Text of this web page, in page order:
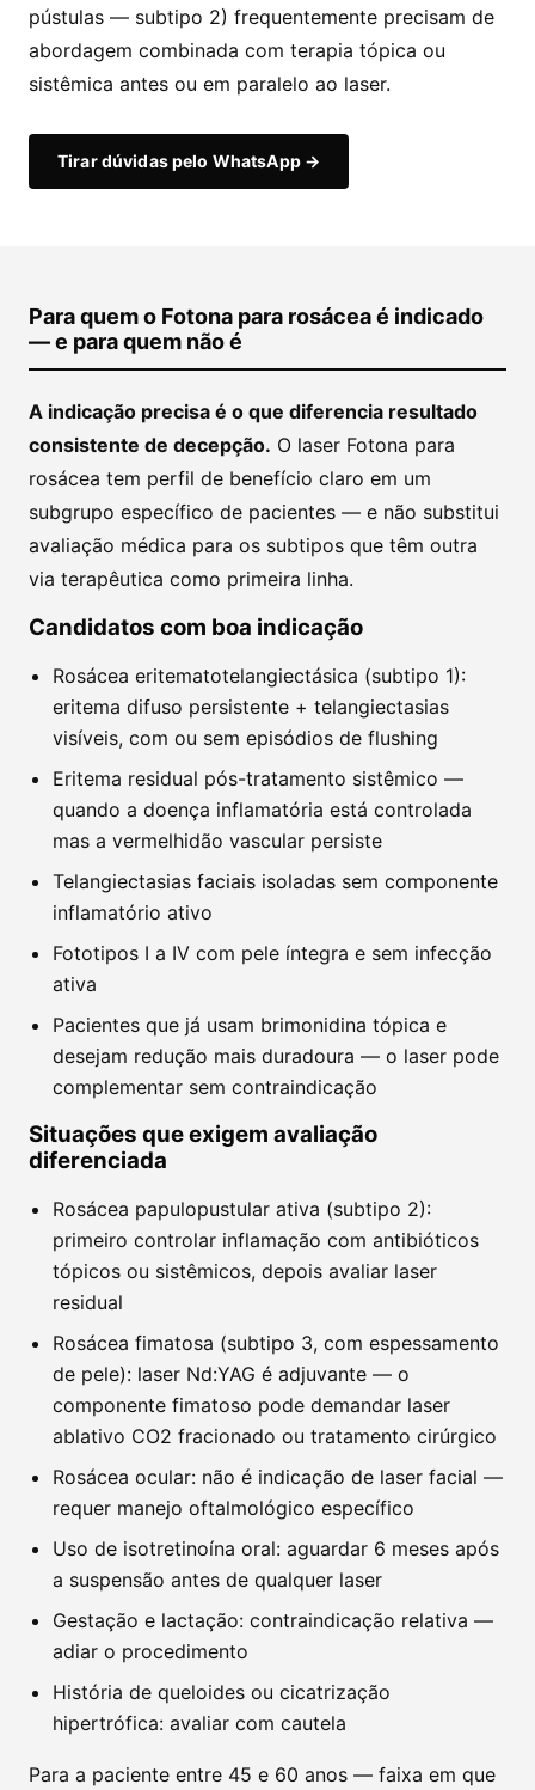
pústulas — subtipo 2) frequentemente precisam de
abordagem combinada com terapia tópica ou
sistêmica antes ou em paralelo ao laser.
Tirar dúvidas pelo WhatsApp →
Para quem o Fotona para rosácea é indicado
— e para quem não é
A indicação precisa é o que diferencia resultado
consistente de decepção. O laser Fotona para
rosácea tem perfil de benefício claro em um
subgrupo específico de pacientes — e não substitui
avaliação médica para os subtipos que têm outra
via terapêutica como primeira linha.
Candidatos com boa indicação
Rosácea eritematotelangiectásica (subtipo 1):
eritema difuso persistente + telangiectasias
visíveis, com ou sem episódios de flushing
Eritema residual pós-tratamento sistêmico —
quando a doença inflamatória está controlada
mas a vermelhidão vascular persiste
Telangiectasias faciais isoladas sem componente
inflamatório ativo
Fototipos I a IV com pele íntegra e sem infecção
ativa
Pacientes que já usam brimonidina tópica e
desejam redução mais duradoura — o laser pode
complementar sem contraindicação
Situações que exigem avaliação
diferenciada
Rosácea papulopustular ativa (subtipo 2):
primeiro controlar inflamação com antibióticos
tópicos ou sistêmicos, depois avaliar laser
residual
Rosácea fimatosa (subtipo 3, com espessamento
de pele): laser Nd:YAG é adjuvante — o
componente fimatoso pode demandar laser
ablativo CO2 fracionado ou tratamento cirúrgico
Rosácea ocular: não é indicação de laser facial —
requer manejo oftalmológico específico
Uso de isotretinoína oral: aguardar 6 meses após
a suspensão antes de qualquer laser
Gestação e lactação: contraindicação relativa —
adiar o procedimento
História de queloides ou cicatrização
hipertrófica: avaliar com cautela
Para a paciente entre 45 e 60 anos — faixa em que